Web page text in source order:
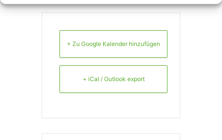
+ Zu Google Kalender hinzufügen
+ iCal / Outlook export